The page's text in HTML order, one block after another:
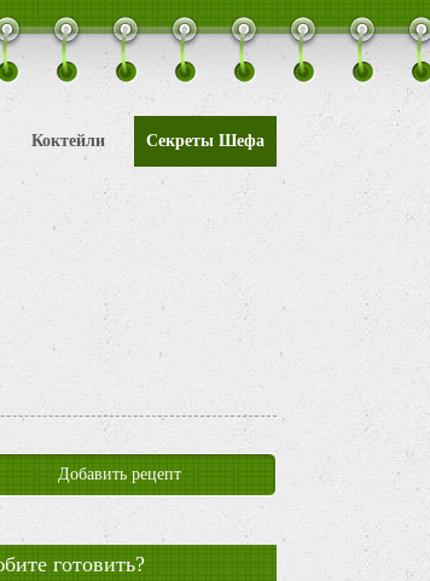
Коктейли Секреты Шефа
Добавить рецепт
готовить?